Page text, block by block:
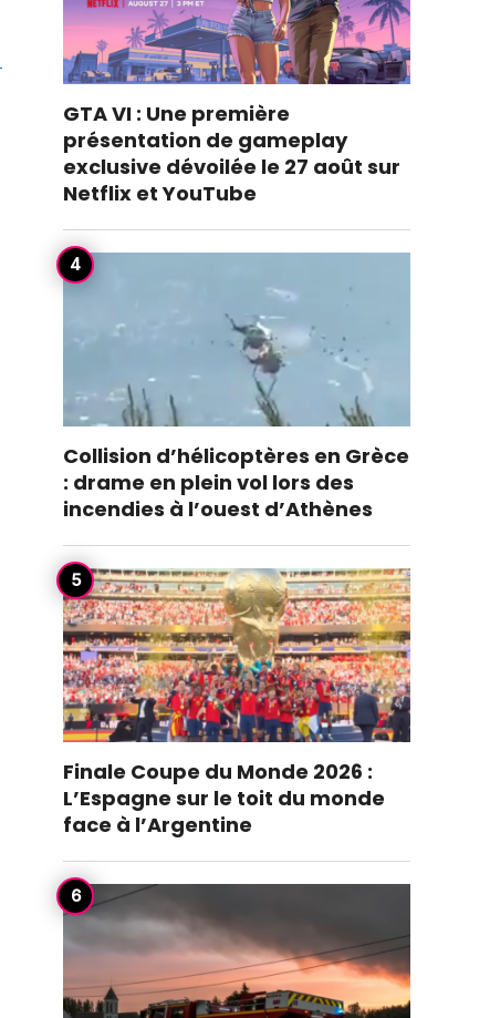
GTA VI : Une première
présentation de gameplay
exclusive dévoilée le 27 août sur
Netflix et YouTube
Collision d’hélicoptères en Grèce
: drame en plein vol lors des
incendies à l’ouest d’Athènes
Finale Coupe du Monde 2026 :
L’Espagne sur le toit du monde
face à l’Argentine